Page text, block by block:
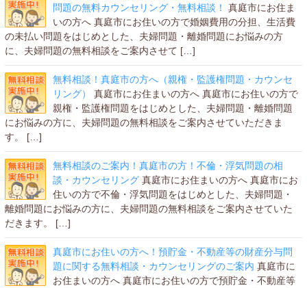
問題の無料カウンセリング・無料相談！
真庭市にお住ま
いの方へ 真庭市にお住いの方で婚姻費用の分担、生活費
の未払い問題をはじめとした、夫婦問題・離婚問題にお悩みの方
に、夫婦問題の無料相談をご案内させて […]
無料相談！真庭市の方へ（親権・監護権問題・カウンセ
リング）
真庭市にお住まいの方へ 真庭市にお住いの方で
親権・監護権問題をはじめとした、夫婦問題・離婚問題
にお悩みの方に、夫婦問題の無料相談をご案内させていただきま
す。 […]
無料相談のご案内！真庭市の方！不倫・浮気問題の相
談・カウンセリング 真庭市にお住まいの方へ 真庭市にお
住いの方で不倫・浮気問題をはじめとした、夫婦問題・
離婚問題にお悩みの方に、夫婦問題の無料相談をご案内させていた
だきます。 […]
真庭市にお住いの方へ！預貯金・不動産等の財産分与問
題に関する無料相談・カウンセリングのご案内 真庭市に
お住まいの方へ 真庭市にお住いの方で預貯金・不動産等